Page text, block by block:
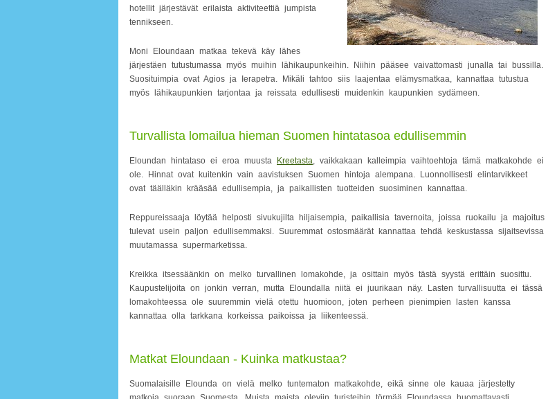
hotellit järjestävät erilaista aktiviteettiä jumpista
tennikseen.
Moni Eloundaan matkaa tekevä käy lähes
järjestäen tutustumassa myös muihin lähikaupunkeihin. Niihin pääsee vaivattomasti junalla tai bussilla.
Suosituimpia ovat Agios ja Ierapetra. Mikäli tahtoo siis laajentaa elämysmatkaa, kannattaa tutustua
myös lähikaupunkien tarjontaa ja reissata edullisesti muidenkin kaupunkien sydämeen.
Turvallista lomailua hieman Suomen hintatasoa edullisemmin
Eloundan hintataso ei eroa muusta Kreetasta, vaikkakaan kalleimpia vaihtoehtoja tämä matkakohde ei
ole. Hinnat ovat kuitenkin vain aavistuksen Suomen hintoja alempana. Luonnollisesti elintarvikkeet
ovat täälläkin krääsää edullisempia, ja paikallisten tuotteiden suosiminen kannattaa.
Reppureissaaja löytää helposti sivukujilta hiljaisempia, paikallisia tavernoita, joissa ruokailu ja majoitus
tulevat usein paljon edullisemmaksi. Suuremmat ostosmäärät kannattaa tehdä keskustassa sijaitsevissa
muutamassa supermarketissa.
Kreikka itsessäänkin on melko turvallinen lomakohde, ja osittain myös tästä syystä erittäin suosittu.
Kaupustelijoita on jonkin verran, mutta Eloundalla niitä ei juurikaan näy. Lasten turvallisuutta ei tässä
lomakohteessa ole suuremmin vielä otettu huomioon, joten perheen pienimpien lasten kanssa
kannattaa olla tarkkana korkeissa paikoissa ja liikenteessä.
Matkat Eloundaan - Kuinka matkustaa?
Suomalaisille Elounda on vielä melko tuntematon matkakohde, eikä sinne ole kauaa järjestetty